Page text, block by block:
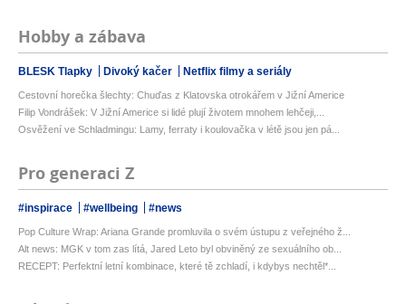
Hobby a zábava
BLESK Tlapky Divoký kačer Netflix filmy a seriály
Cestovní horečka šlechty: Chuďas z Klatovska otrokářem v Jižní Americe
Filip Vondrášek: V Jižní Americe si lidé plují životem mnohem lehčeji,...
Osvěžení ve Schladmingu: Lamy, ferraty i koulovačka v létě jsou jen pá...
Pro generaci Z
#inspirace #wellbeing #news
Pop Culture Wrap: Ariana Grande promluvila o svém ústupu z veřejného ž...
Alt news: MGK v tom zas lítá, Jared Leto byl obviněný ze sexuálního ob...
RECEPT: Perfektní letní kombinace, které tě zchladí, i kdybys nechtěl*...